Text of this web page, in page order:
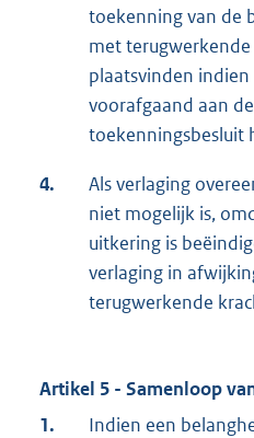
toekenning van de
met
plaatsvinden
voorafgaand aan
toekenningsbesluit
4.
Als verlaging
niet mogelijk is,
uitkering is
verlaging in
terugwerkende
Artikel 5 - Samenloop
1.
Indien een